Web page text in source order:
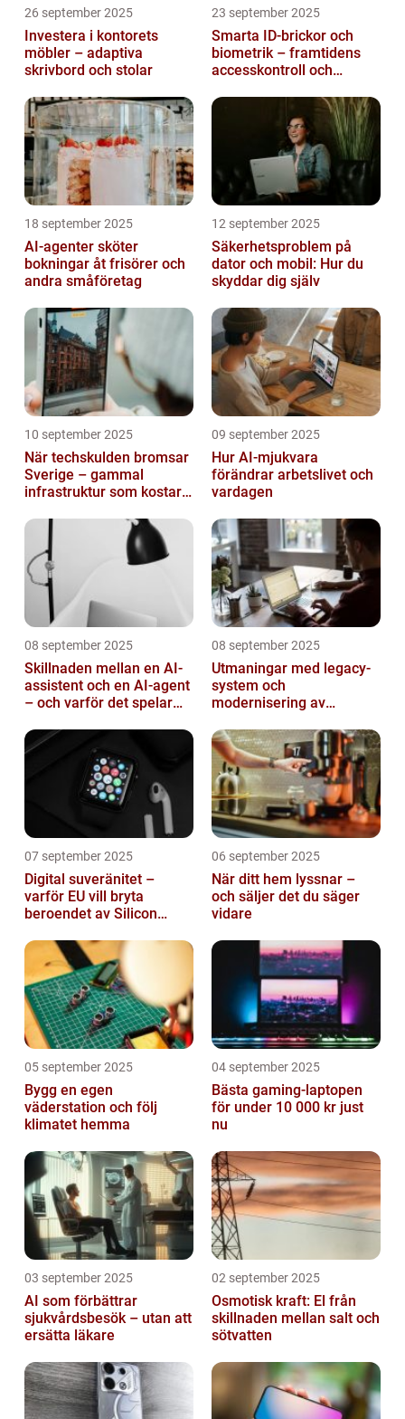
26 september 2025
Investera i kontorets
möbler – adaptiva
skrivbord och stolar
23 september 2025
Smarta ID-brickor och
biometrik – framtidens
accesskontroll och
18 september 2025
AI-agenter sköter
bokningar åt frisörer och
andra småföretag
12 september 2025
Säkerhetsproblem på
dator och mobil: Hur du
skyddar dig själv
10 september 2025
När techskulden bromsar
Sverige – gammal
infrastruktur som kostar
09 september 2025
Hur AI-mjukvara
förändrar arbetslivet och
vardagen
08 september 2025
Skillnaden mellan en AI-
assistent och en AI-agent
– och varför det spelar
08 september 2025
Utmaningar med legacy-
system och
modernisering av
07 september 2025
Digital suveränitet –
varför EU vill bryta
beroendet av Silicon
06 september 2025
När ditt hem lyssnar –
och säljer det du säger
vidare
05 september 2025
Bygg en egen
väderstation och följ
klimatet hemma
04 september 2025
Bästa gaming-laptopen
för under 10 000 kr just
nu
03 september 2025
AI som förbättrar
sjukvårdsbesök – utan att
ersätta läkare
02 september 2025
Osmotisk kraft: El från
skillnaden mellan salt och
sötvatten